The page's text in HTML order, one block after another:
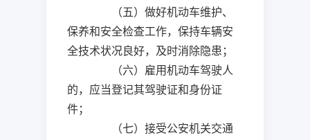
（五）做好机动车维护、
保养和安全检查工作，保持车辆安
全技术状况良好，及时消除隐患；
（六）雇用机动车驾驶人
的，应当登记其驾驶证和身份证
件；
（七）接受公安机关交通